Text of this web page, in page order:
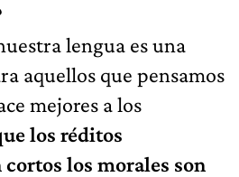
lengua es una
aquellos que pensamos
mejores a los
los réditos
cortos los morales son